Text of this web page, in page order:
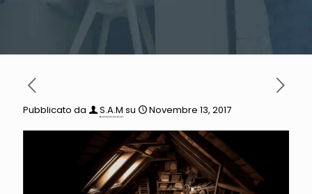
Pubblicato da S.A.M su Novembre 13, 2017